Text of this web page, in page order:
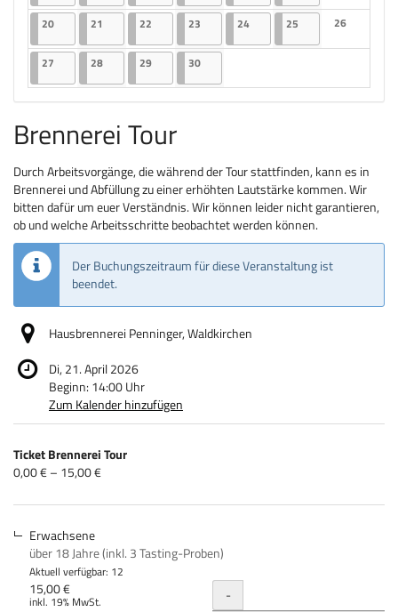
Keine
2020.04.2026
2 Veranstaltungen
21 21.04.2026
2 Veranstaltungen
22 22.04.2026
2 Veranstaltungen
23 23.04.2026
2 Veranstaltungen
2424.04.2026
2 Veranstaltungen
25 25.04.2026
2 Veranstaltungen
26
Keine
27 27.04.2026
2 Veranstaltungen
2828.04.2026
2 Veranstaltungen
2929.04.2026
2 Veranstaltungen
3030.04.2026
2 Veranstaltungen
Brennerei Tour
Durch Arbeitsvorgänge, die während der Tour stattfinden, kann es in
Brennerei und Abfüllung zu einer erhöhten Lautstärke kommen. Wir
bitten dafür um euer Verständnis. Wir können leider nicht garantieren,
ob und welche Arbeitsschritte beobachtet werden können.
Der Buchungszeitraum für diese Veranstaltung ist
beendet.
Hausbrennerei Penninger, Waldkirchen
Di, 21. April 2026
Beginn: 14:00Uhr
Zum Kalender hinzufügen
Produkte
Unkategorisierte
Produkte
Ticket Brennerei Tour
von
bis
0,00 € – 15,00 €
Erwachsene
über 18 Jahre (inkl. 3 Tasting-Proben)
Aktuell verfügbar: 12
15,00 €
inkl. 19% MwSt. Menge
-